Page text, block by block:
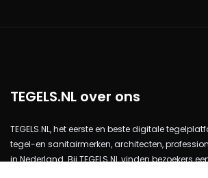
TEGELS.NL over ons
TEGELS.NL, het eerste en beste digitale
tegel-en sanitairmerken, architecten,
in Nederland. Bij TEGELS.NL vinden bezoekers